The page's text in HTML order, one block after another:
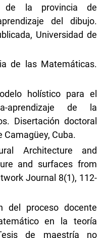
de la provincia de
del dibujo.
Universidad de
de las Matemáticas.
holístico para el
aprendizaje de la
Disertación doctoral
Camagüey, Cuba.
Architecture and
and surfaces from
Journal 8(1), 112-
del proceso docente
en la teoría
de maestría no